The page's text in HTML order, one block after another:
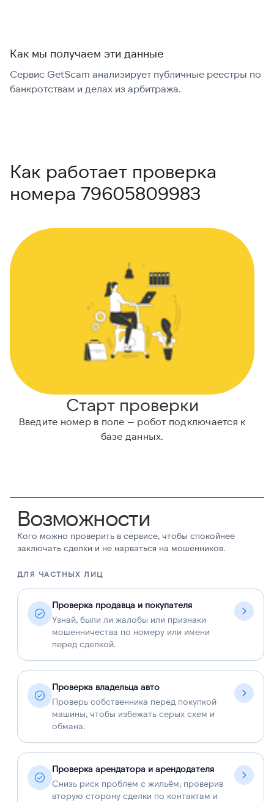
Как мы получаем эти данные
Сервис GetScam анализирует публичные реестры по
банкротствам и делах из арбитража.
Как работает проверка
номера 79605809983
Старт проверки
Введите номер в поле — робот подключается к
базе данных.
Возможности
Кого можно проверить в сервисе, чтобы спокойнее
заключать сделки и не нарваться на мошенников.
ДЛЯ ЧАСТНЫХ ЛИЦ
Проверка продавца и покупателя
Узнай, были ли жалобы или признаки
мошенничества по номеру или имени
перед сделкой.
Проверка владельца авто
Проверь собственника перед покупкой
машины, чтобы избежать серых схем и
обмана.
Проверка арендатора и арендодателя
Снизь риск проблем с жильём, проверив
вторую сторону сделки по контактам и